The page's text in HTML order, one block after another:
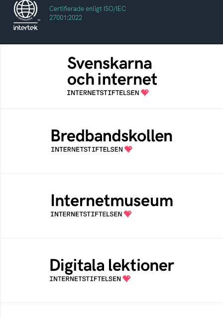
Certifierade enligt ISO/IEC
27001:2022
Svenskarna och internet
En årlig studie av svenska folkets
internetvanor
Bredbandskollen är ett oberoende
konsumentverktyg som drivs av
Internetstiftelsen
Ett digitalt museum som byggts, och kureras
av Internetstiftelsen
Öppen digital lärresurs med färdiga lektioner
för alla stadier i grundskolan